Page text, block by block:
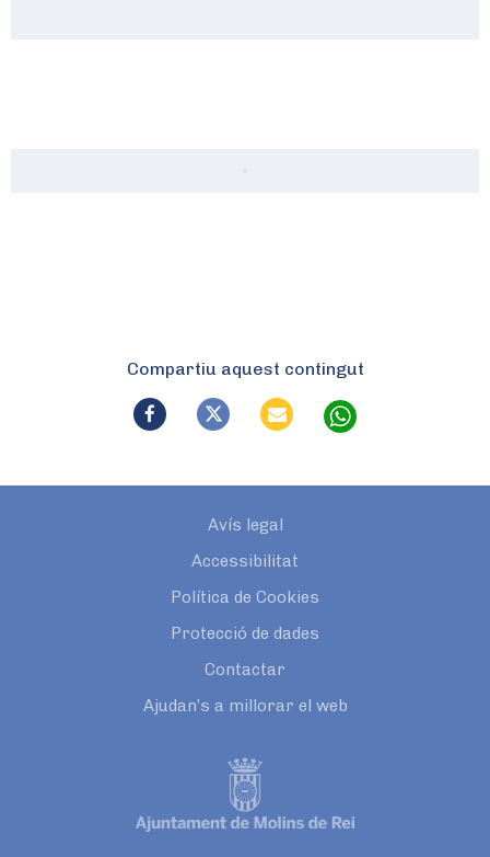
Compartiu aquest contingut
Avís legal
Accessibilitat
Política de Cookies
Protecció de dades
Contactar
Ajudan’s a millorar el web